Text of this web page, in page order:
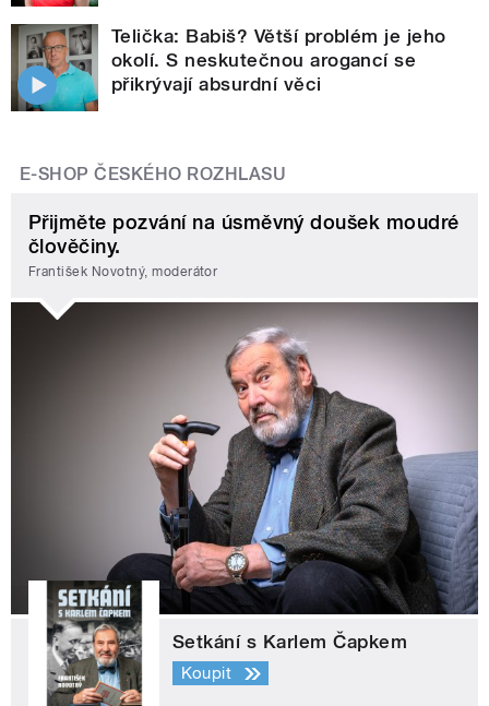
Telička: Babiš? Větší problém je jeho
okolí. S neskutečnou arogancí se
přikrývají absurdní věci
E-SHOP ČESKÉHO ROZHLASU
Přijměte pozvání na úsměvný doušek moudré
člověčiny.
František Novotný, moderátor
Setkání s Karlem Čapkem
Koupit